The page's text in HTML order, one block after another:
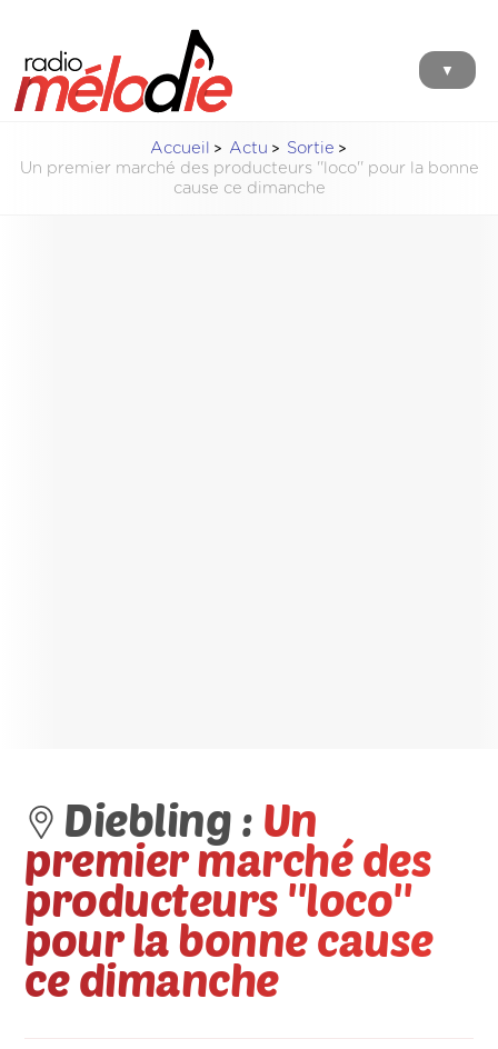
▼
Accueil Actu
Sortie
Un premier marché des producteurs ''loco'' pour la bonne
cause ce dimanche
Diebling : Un
premier marché des
producteurs ''loco''
pour la bonne cause
ce dimanche